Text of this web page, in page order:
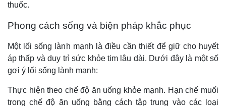
thuốc.
Phong cách sống và biện pháp khắc phục
Một lối sống lành mạnh là điều cần thiết để giữ cho huyết
áp thấp và duy trì sức khỏe tim lâu dài. Dưới đây là một số
gợi ý lối sống lành mạnh:
Thực hiện theo chế độ ăn uống khỏe mạnh. Hạn chế muối
trong chế độ ăn uống bằng cách tập trung vào các loại